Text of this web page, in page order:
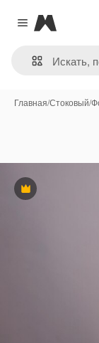
Close menu
Magnific
Главная/Стоковый/
Премиум